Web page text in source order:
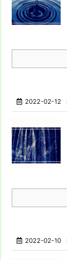
2022-02-12
2022-02-10